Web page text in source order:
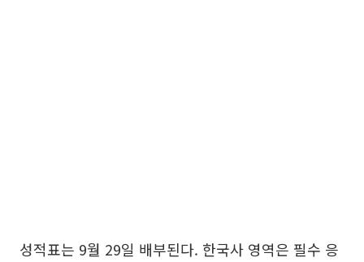
성적표는 9월 29일 배부된다. 한국사 영역은 필수 응